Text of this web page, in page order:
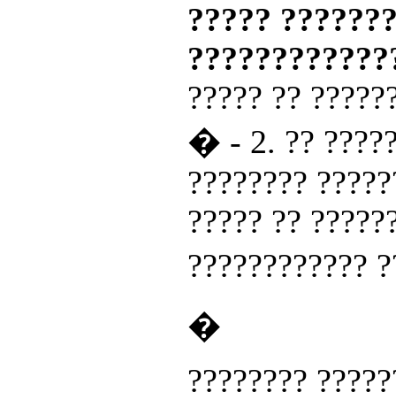
?????
????? ??
� - 2. ?? ?????
????????
????? ??
????????????
�
????????